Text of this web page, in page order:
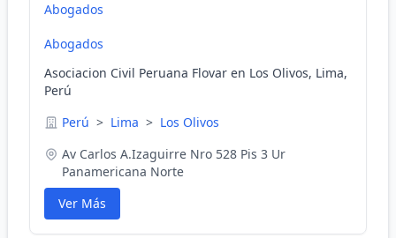
Abogados
Abogados
Asociacion Civil Peruana Flovar en Los Olivos, Lima,
Perú
Perú > Lima > Los Olivos
Av Carlos A.Izaguirre Nro 528 Pis 3 Ur
Panamericana Norte
Ver Más